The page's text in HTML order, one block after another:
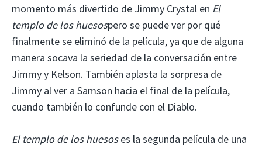
momento más divertido de Jimmy Crystal en El
templo de los huesospero se puede ver por qué
finalmente se eliminó de la película, ya que de alguna
manera socava la seriedad de la conversación entre
Jimmy y Kelson. También aplasta la sorpresa de
Jimmy al ver a Samson hacia el final de la película,
cuando también lo confunde con el Diablo.
El templo de los huesoses la segunda película de una